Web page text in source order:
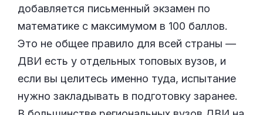
добавляется письменный экзамен по
математике с максимумом в 100 баллов.
Это не общее правило для всей страны —
ДВИ есть у отдельных топовых вузов, и
если вы целитесь именно туда, испытание
нужно закладывать в подготовку заранее.